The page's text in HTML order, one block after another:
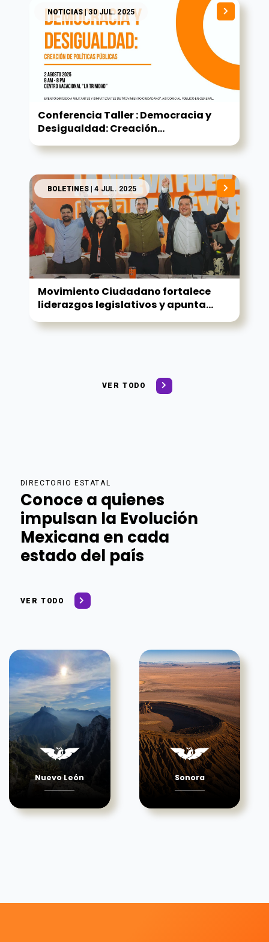
NOTICIAS| 30 JUL. 2025
Conferencia Taller : Democracia y
Desigualdad: Creación...
BOLETINES| 4 JUL. 2025
Movimiento Ciudadano fortalece
liderazgos legislativos y apunta...
VER TODO
DIRECTORIO ESTATAL
Conoce a quienes
impulsan la Evolución
Mexicana en cada
estado del país
VER TODO
Nuevo León Sonora